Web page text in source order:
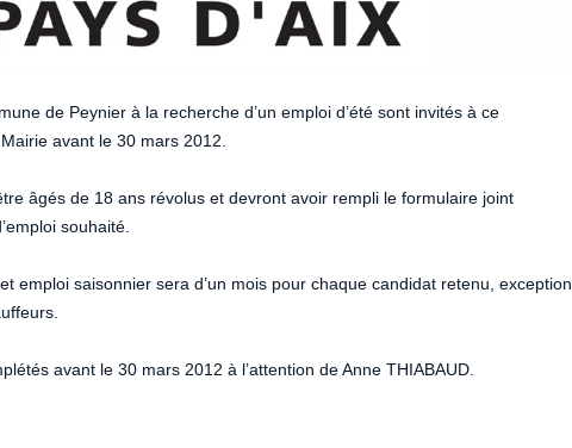
de Peynier à la recherche d’un emploi d’été sont invités à ce
avant le 30 mars 2012.
âgés de 18 ans révolus et devront avoir rempli le formulaire joint
souhaité.
emploi saisonnier sera d’un mois pour chaque candidat retenu, exception
avant le 30 mars 2012 à l’attention de Anne THIABAUD.